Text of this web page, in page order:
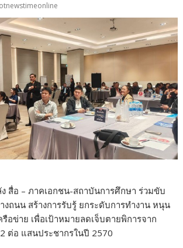
สื่อ – ภาคเอกชน-สถาบันการศึกษา ร่วมขับ
งถนน สร้างการรับรู้ ยกระดับการทำงาน หนุน
อข่าย เพื่อเป้าหมายลดเจ็บตายพิการจาก
ต่อ แสนประชากรในปี 2570